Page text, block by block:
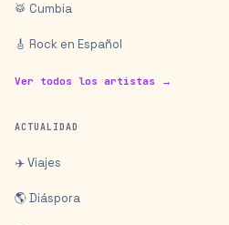
🥁 Cumbia
🎸 Rock en Español
Ver todos los artistas →
ACTUALIDAD
✈️ Viajes
🌎 Diáspora